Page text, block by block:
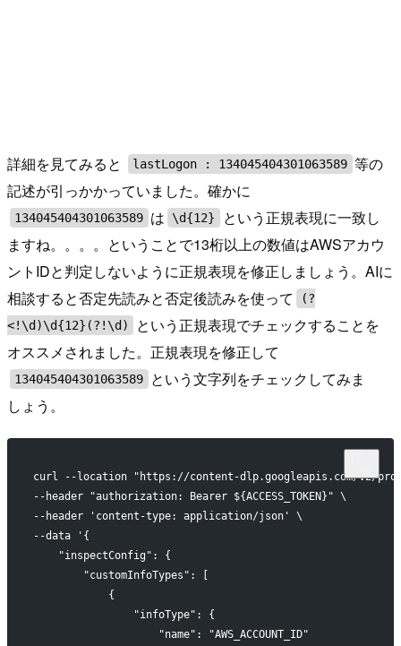
詳細を見てみると lastLogon : 134045404301063589 等の
記述が引っかかっていました。確かに
134045404301063589 は \d{12}
という正規表現に一致し
ますね。。。。ということで13桁以上の数値はAWSアカウ
ントIDと判定しないように正規表現を修正しましょう。AIに
相談すると否定先読みと否定後読みを使って
(?
<!\d)\d{12}(?!\d)
という正規表現でチェックすることを
オススメされました。正規表現を修正して
134045404301063589
という文字列をチェックしてみま
しょう。
curl --location "https://content-dlp.googleapis.com/v2/
--header "authorization: Bearer ${ACCESS_TOKEN}" \
--header 'content-type: application/json' \
--data '{
    "inspectConfig": {
        "customInfoTypes": [
            {
                "infoType": {
                    "name": "AWS_ACCOUNT_ID"